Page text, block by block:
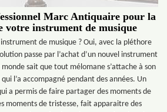
Marc Antiquaire pour la
votre instrument de musique
de musique ? Oui, avec la pléthore
passe par l’achat d’un nouvel instrument
sait que tout mélomane s’attache à son
l’a accompagné pendant des années. Un
a permis de faire partager des moments de
moments de tristesse, fait apparaitre des